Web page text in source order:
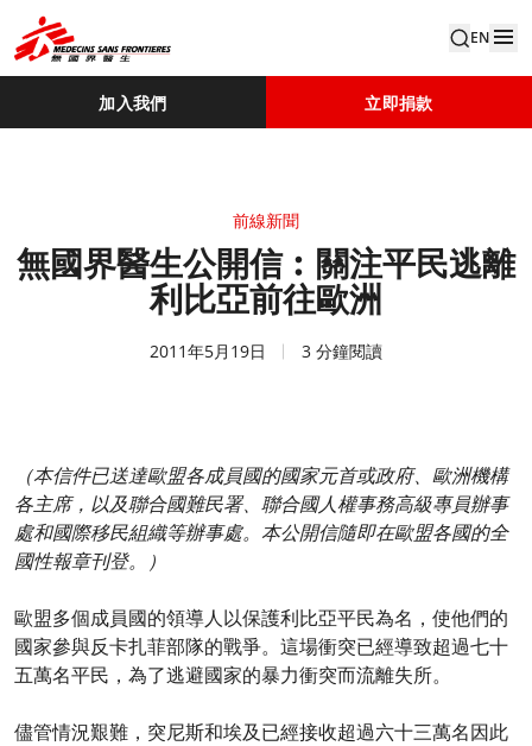
EN
加入我們 立即捐款
前線新聞
無國界醫生公開信︰關注平民逃離
利比亞前往歐洲
2011年5月19日 3 分鐘閱讀
（本信件已送達歐盟各成員國的國家元首或政府、歐洲機構
各主席，以及聯合國難民署、聯合國人權事務高級專員辦事
處和國際移民組織等辦事處。本公開信隨即在歐盟各國的全
國性報章刊登。）
歐盟多個成員國的領導人以保護利比亞平民為名，使他們的
國家參與反卡扎菲部隊的戰爭。這場衝突已經導致超過七十
五萬名平民，為了逃避國家的暴力衝突而流離失所。
儘管情況艱難，突尼斯和埃及已經接收超過六十三萬名因此